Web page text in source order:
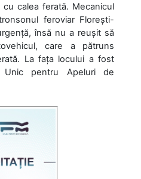
calea ferată. Mecanicul
feroviar Florești-
însă nu a reușit să
care a pătruns
La fața locului a fost
Unic pentru Apeluri de